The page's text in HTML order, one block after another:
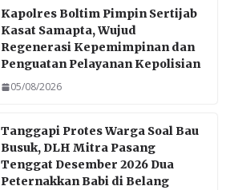
Kapolres Boltim Pimpin Sertijab
Kasat Samapta, Wujud
Regenerasi Kepemimpinan dan
Penguatan Pelayanan Kepolisian
05/08/2026
Tanggapi Protes Warga Soal Bau
Busuk, DLH Mitra Pasang
Tenggat Desember 2026 Dua
Peternakkan Babi di Belang